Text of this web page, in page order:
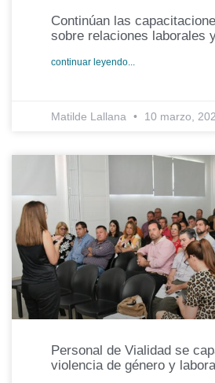
Continúan las
sobre relaciones laborales
continuar leyendo...
Matilde Lallana 10 marzo,
Personal de Vialidad se
violencia de género y